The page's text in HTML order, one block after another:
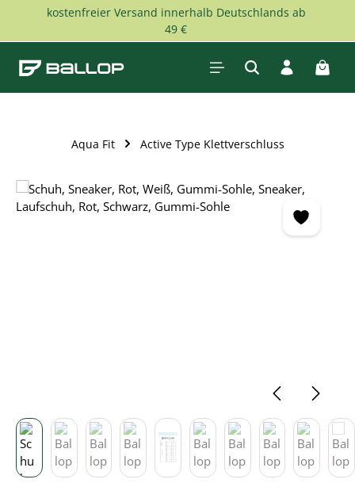
Zum Hauptinhalt springen
kostenfreier Versand innerhalb Deutschlands ab
49 €
Aqua Fit Active Type Klettverschluss
Bildergalerie überspringen